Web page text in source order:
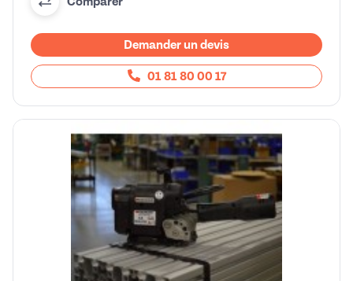
Demander un devis
01 81 80 00 17